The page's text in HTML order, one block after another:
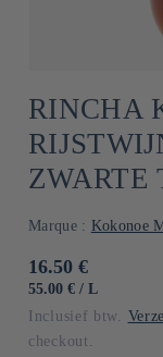
RINCHA
ZWARTE
Marque : Kokonoe
Normale
prijs
16.50 €
EENHEIDSPRIJS
55.00 € / PER
L
Inclusief btw.
checkout.